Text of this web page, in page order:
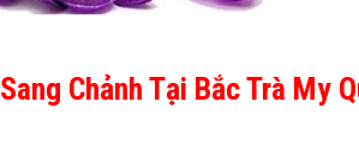
Chảnh Tại Bắc Trà My